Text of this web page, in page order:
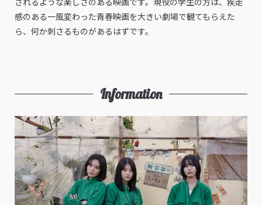
感のある一風変わった青春映画を大きい劇場で観てもらえた
ら、何か刺さるものがあるはずです。
Information